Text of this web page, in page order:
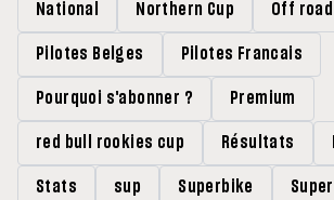
National Northern Cup Off road
Pilotes Belges Pilotes Francais
Pourquoi s'abonner ? Premium
red bull rookies cup Résultats
Stats sup Superbike